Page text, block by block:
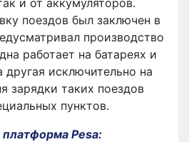
поездов был заключен в
производство
работает на батареях и
другая исключительно на
зарядки таких поездов
пунктов.
платформа Pesa: